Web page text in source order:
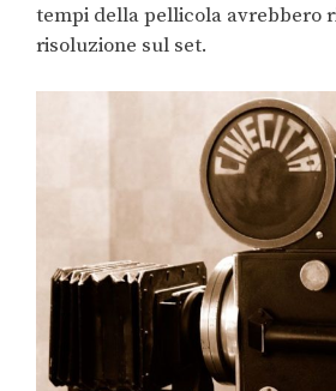
tempi della pellicola avrebbero
risoluzione sul set.